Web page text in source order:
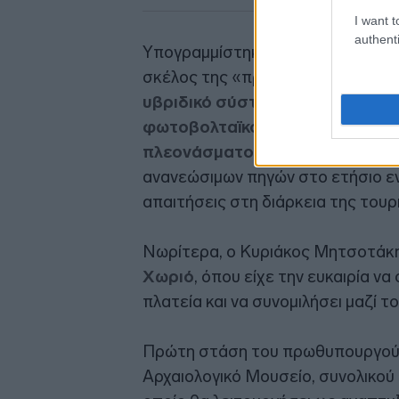
I want
Υπογραμμίστηκε ακόμα ότι η
σκέλος της «πράσινης» ενέργειας,
υβριδικό σύστημα παραγωγής
φωτοβολταϊκό πάρκο και
πλεονάσματος σε μπαταρίες
ανανεώσιμων πηγών στο ετήσιο
απαιτήσεις στη διάρκεια της
Νωρίτερα, ο Κυριάκος
Χωριό, όπου είχε την ευκαιρία
πλατεία και να συνομιλήσει μαζί
Πρώτη στάση του πρωθυπουργού
Αρχαιολογικό Μουσείο,